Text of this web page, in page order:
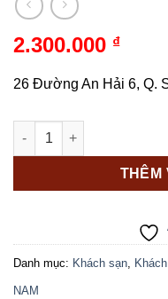
2.300.000 ₫
26 Đường An Hải 6, Q.
Hyatt Regency Đà Nẵng
THÊM
Danh mục: Khách sạn,
NAM